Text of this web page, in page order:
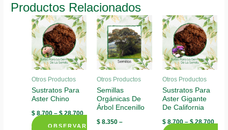
Productos Relacionados
Otros Productos
Sustratos Para
Aster Chino
$ 8.700–$28.700
OBSERVAR
Otros Productos
Semillas
Orgánicas De
Árbol Encenillo
$ 8.350 –
Otros Productos
Sustratos Para
Aster Gigante
De California
$8.700–$28.700